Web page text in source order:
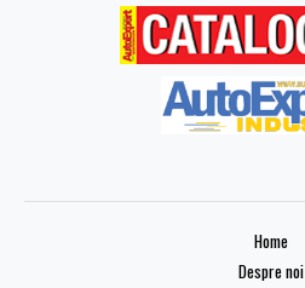
Home
Despre noi